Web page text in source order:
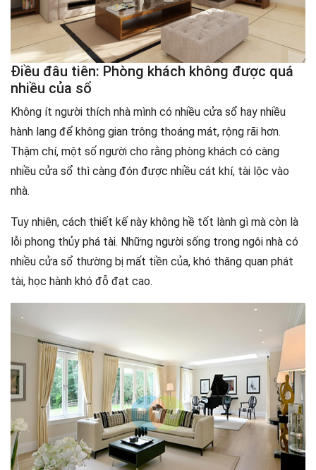
Điều đâu tiên: Phòng khách không được quá
nhiều của sổ
Không ít người thích nhà mình có nhiều cửa sổ hay nhiều
hành lang để không gian trông thoáng mát, rộng rãi hơn.
Thậm chí, một số người cho rằng phòng khách có càng
nhiều cửa sổ thì càng đón được nhiều cát khí, tài lộc vào
nhà.
Tuy nhiên, cách thiết kế này không hề tốt lành gì mà còn là
lỗi phong thủy phá tài. Những người sống trong ngôi nhà có
nhiều cửa sổ thường bị mất tiền của, khó thăng quan phát
tài, học hành khó đỗ đạt cao.